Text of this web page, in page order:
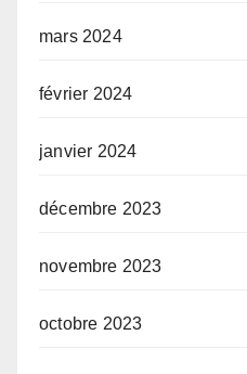
mars 2024
février 2024
janvier 2024
décembre 2023
novembre 2023
octobre 2023